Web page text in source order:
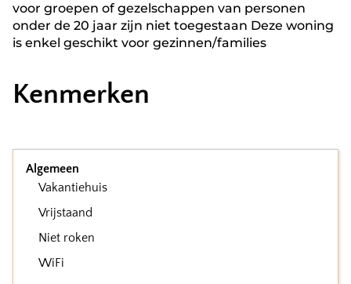
voor groepen of gezelschappen van personen
onder de 20 jaar zijn niet toegestaan Deze woning
is enkel geschikt voor gezinnen/families
Kenmerken
Algemeen
Vakantiehuis
Vrijstaand
Niet roken
WiFi